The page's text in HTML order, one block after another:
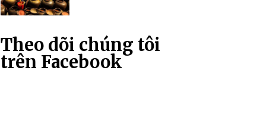
Theo dõi chúng tôi
trên Facebook